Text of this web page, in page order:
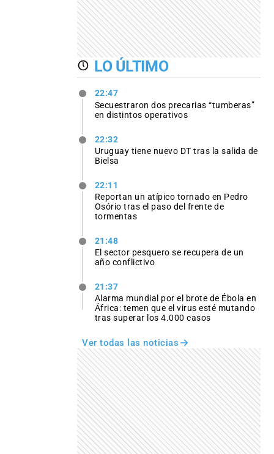
LO ÚLTIMO
22:47
Secuestraron dos precarias “tumberas”
en distintos operativos
22:32
Uruguay tiene nuevo DT tras la salida de
Bielsa
22:11
Reportan un atípico tornado en Pedro
Osório tras el paso del frente de
tormentas
21:48
El sector pesquero se recupera de un
año conflictivo
21:37
Alarma mundial por el brote de Ébola en
África: temen que el virus esté mutando
tras superar los 4.000 casos
Ver todas las noticias